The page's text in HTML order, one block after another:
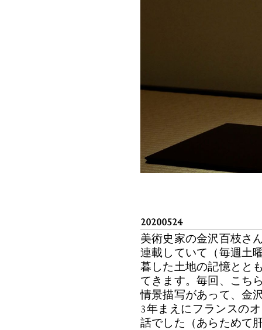
20200524
美術史家の金沢百枝さ
連載していて（毎週土
暮した土地の記憶とと
てきます。毎回、こち
情景描写があって、金
3年まえにフランスの
話でした（あらためて